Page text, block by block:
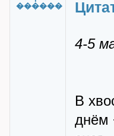
������
4-5
В
днём